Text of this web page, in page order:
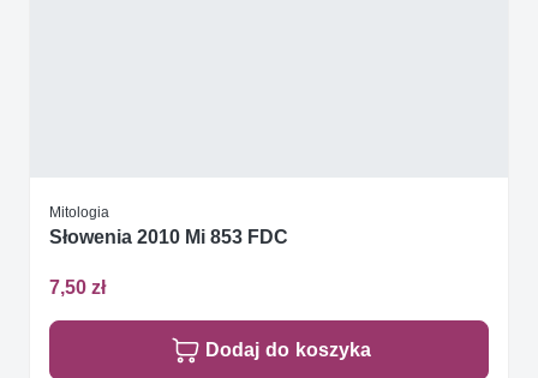
Mitologia
Słowenia 2010 Mi 853 FDC
7,50 zł
Dodaj do koszyka